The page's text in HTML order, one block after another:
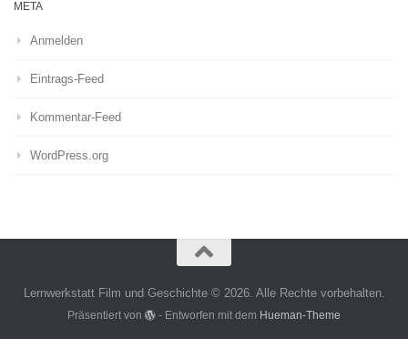
META
Anmelden
Eintrags-Feed
Kommentar-Feed
WordPress.org
Lernwerkstatt Film und Geschichte © 2026. Alle Rechte vorbehalten.
Präsentiert von - Entworfen mit dem Hueman-Theme